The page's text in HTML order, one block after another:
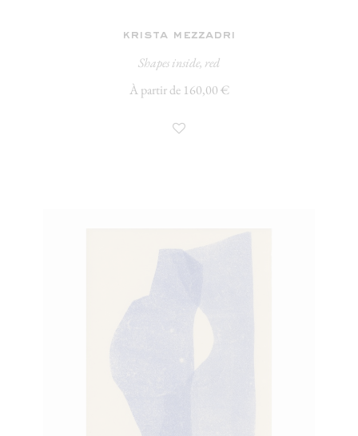
krista mezzadri
Shapes inside, red
À partir de 160,00 €